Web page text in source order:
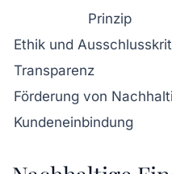
Prinzip
Ethik und
Transparenz
Förderung von
Kundeneinbindung